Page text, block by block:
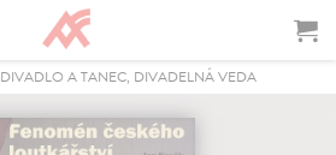
DIVADLO A TANEC, DIVADELNÁ VEDA